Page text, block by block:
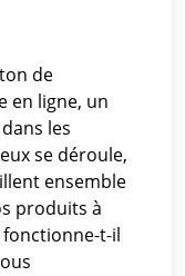
de
en ligne, un
les
se déroule,
ensemble
produits à
t-il